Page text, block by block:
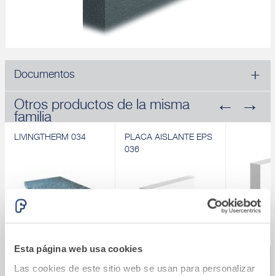
Esta página web usa cookies
Las cookies de este sitio web se usan para personalizar
Documentos
Otros productos de la misma
familia
LIVINGTHERM 034
Panel para aislamiento
PLACA AISLANTE EPS
036
036
blanco